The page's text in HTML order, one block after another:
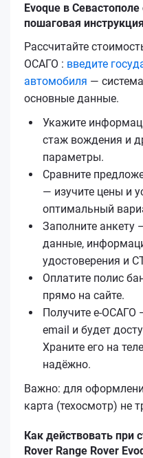
Evoque в
пошаговая инструкция
Рассчитайте
ОСАГО : введите
автомобиля —
основные данные.
Укажите
стаж вождения и
параметры.
Сравните
— изучите цены и
оптимальный
Заполните анкету
данные,
удостоверения и
Оплатите полис
прямо на сайте.
Получите е‑ОСАГО
email и будет
Храните его на
надёжно.
Важно: для
карта (техосмотр) не
Как действовать при
Rover Range Rover